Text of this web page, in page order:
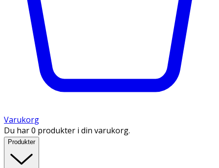
Varukorg
Du har 0 produkter i din varukorg.
Produkter